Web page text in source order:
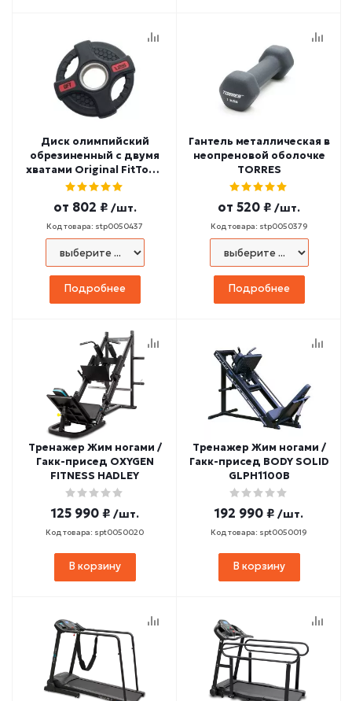
Диск олимпийский
обрезиненный с двумя
хватами Original FitTools
FT-2HGP
от 802 ₽ /шт.
Код товара: stp0050437
Подробнее
Гантель металлическая в
неопреновой оболочке
TORRES
от 520 ₽ /шт.
Код товара: stp0050379
Подробнее
Тренажер Жим ногами /
Гакк-присед OXYGEN
FITNESS HADLEY
125 990 ₽ /шт.
Код товара: spt0050020
В корзину
Тренажер Жим ногами /
Гакк-присед BODY SOLID
GLPH1100B
192 990 ₽ /шт.
Код товара: spt0050019
В корзину